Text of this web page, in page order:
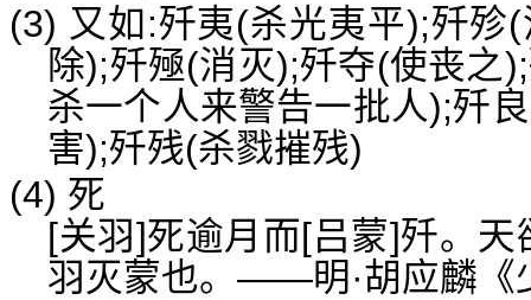
(3) 又如:歼夷(杀光夷平);歼殄
除);歼殛(消灭);歼夺(使丧之
杀一个人来警告一批人);歼
害);歼残(杀戮摧残)
(4) 死
[关羽]死逾月而[吕蒙]歼。
羽灭蒙也。——明·胡应麟《